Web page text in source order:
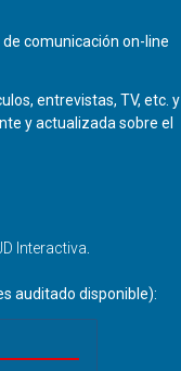
comunicación on-line
entrevistas, TV, etc. y
y actualizada sobre el
Interactiva
auditado disponible):